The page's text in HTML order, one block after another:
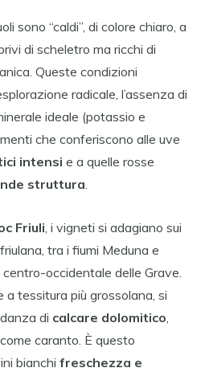
sono “caldi”, di colore chiaro, a
di scheletro ma ricchi di
Queste condizioni
radicale, l’assenza di
ideale (potassio e
che conferiscono alle uve
intensi e a quelle rosse
struttura.
Friuli, i vigneti si adagiano sui
tra i fiumi Meduna e
occidentale delle Grave.
a tessitura più grossolana, si
di calcare dolomitico,
caranto. È questo
bianchi freschezza e